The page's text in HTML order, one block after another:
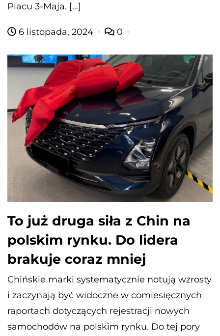
Placu 3-Maja. […]
6 listopada, 2024 0
To już druga siła z Chin na
polskim rynku. Do lidera
brakuje coraz mniej
Chińskie marki systematycznie notują wzrosty
i zaczynają być widoczne w comiesięcznych
raportach dotyczących rejestracji nowych
samochodów na polskim rynku. Do tej pory